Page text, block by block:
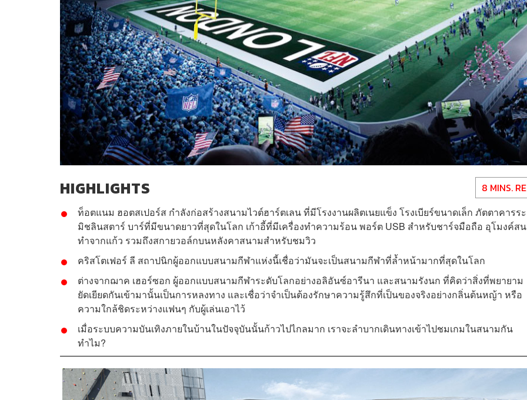
HIGHLIGHTS 8 MINS.
ท็อตแนม ฮอตสเปอร์ส กำลังก่อสร้างสนามไวต์ฮาร์ตเลน ที่มีโรงงานผลิตเนยแข็ง โรงเบียร์ขนาดเล็ก ภัตตาคารร
มิชลินสตาร์ บาร์ที่มีขนาดยาวที่สุดในโลก เก้าอี้ที่มีเครื่องทำความร้อน พอร์ต USB สำหรับชาร์จมือถือ อุโมงค์ส
ทำจากแก้ว รวมถึงสกายวอล์กบนหลังคาสนามสำหรับชมวิว
คริสโตเฟอร์ ลี สถาปนิกผู้ออกแบบสนามกีฬาแห่งนี้เชื่อว่ามันจะเป็นสนามกีฬาที่ล้ำหน้ามากที่สุดในโลก
ต่างจากฌาค เฮอร์ซอก ผู้ออกแบบสนามกีฬาระดับโลกอย่างอลิอันซ์อารีนา และสนามรังนก ที่คิดว่าสิ่งที่พยายาม
ยัดเยียดกันเข้ามานั้นเป็นการหลงทาง และเชื่อว่าจำเป็นต้องรักษาความรู้สึกที่เป็นของจริงอย่างกลิ่นต้นหญ้า หรือ
ความใกล้ชิดระหว่างแฟนๆ กับผู้เล่นเอาไว้
เมื่อระบบความบันเทิงภายในบ้านในปัจจุบันนั้นก้าวไปไกลมาก เราจะลำบากเดินทางเข้าไปชมเกมในสนามกัน
ทำไม?